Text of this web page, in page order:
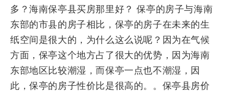
多？海南保亭县买房那里好？ 保亭的房子与海南
东部的市县的房子相比，保亭的房子在未来的生
纸空间是很大的，为什么这么说呢？因为在气候
方面，保亭这个地方占了很大的优势，因为海南
东部地区比较潮湿，而保亭一点也不潮湿，因
此，保亭的房子性价比是很高的。。保亭县房价